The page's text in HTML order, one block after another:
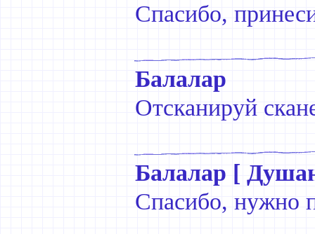
Спасибо,
Балалар
Отсканируй
Балалар [
Спасибо, нужно